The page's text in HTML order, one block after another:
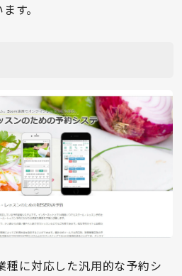
す。
種に対応した汎用的な予約シ